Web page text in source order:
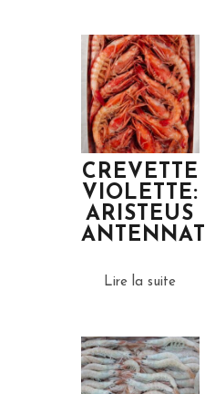
CREVETTE
VIOLETTE:
ARISTEUS
Lire la suite